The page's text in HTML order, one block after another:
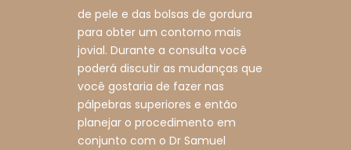
de pele e das bolsas de gordura
para obter um contorno mais
jovial. Durante a consulta você
poderá discutir as mudanças que
você gostaria de fazer nas
pálpebras superiores e então
planejar o procedimento em
conjunto com o Dr Samuel